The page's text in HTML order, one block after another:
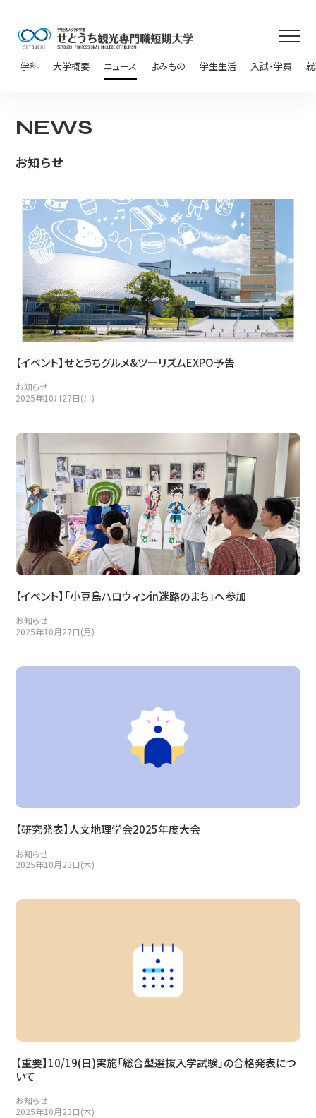
学科 大学概要 ニュース よみもの 学生生活 入試・学費
NEWS
お知らせ
【イベント】せとうちグルメ&ツーリズムEXPO予告
お知らせ
2025年10月27日(月)
【イベント】「小豆島ハロウィンin迷路のまち」へ参加
お知らせ
2025年10月27日(月)
【研究発表】人文地理学会2025年度大会
お知らせ
2025年10月23日(木)
【重要】10/19(日)実施「総合型選抜入学試験」の合格発表につ
いて
お知らせ
2025年10月23日(木)